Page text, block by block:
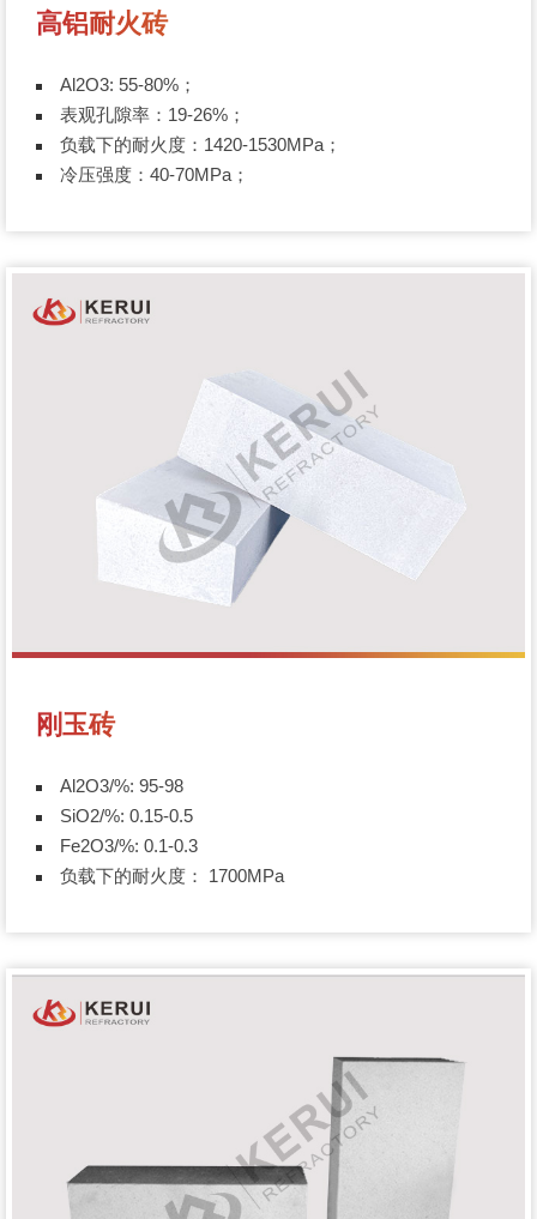
高铝耐火砖
Al2O3: 55-80%；
表观孔隙率：19-26%；
负载下的耐火度：1420-1530MPa；
冷压强度：40-70MPa；
刚玉砖
Al2O3/%: 95-98
SiO2/%: 0.15-0.5
Fe2O3/%: 0.1-0.3
负载下的耐火度： 1700MPa